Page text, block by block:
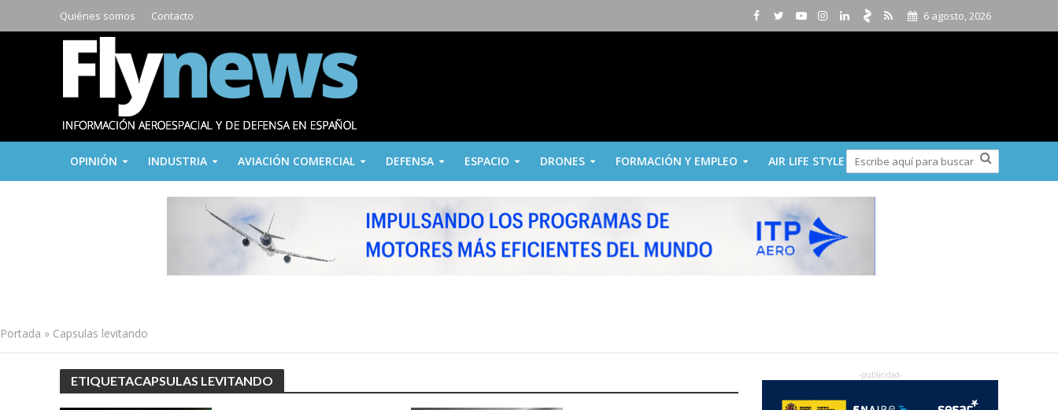
Quiénes somos Contacto 6 agosto, 2026
OPINIÓN INDUSTRIA AVIACIÓN COMERCIAL DEFENSA ESPACIO DRONES FORMACIÓN Y EMPLEO AIR LIFE STYLE
Portada » Capsulas levitando
ETIQUETACAPSULAS LEVITANDO